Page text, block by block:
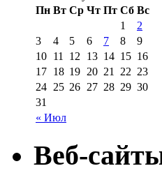
Пн Вт Ср Чт Пт Сб Вс
« Июл
1
2
3
4 5 6 7 8
9
10 11 12 13 14 15 16
17 18 19 20 21 22 23
24 25 26 27 28 29 30
31
Веб-